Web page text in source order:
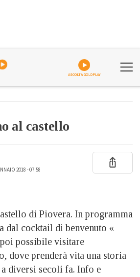
ASCOLTA GOLDPLAY
al castello
2018 - 07:58
di Piovera. In programma
dal cocktail di benvenuto «
possibile visitare
dove prenderà vita una storia
a diversi secoli fa. Info e